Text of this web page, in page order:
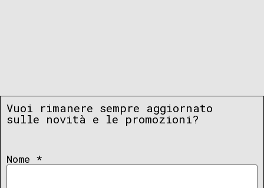
Vuoi rimanere sempre aggiornato
sulle novità e le promozioni?
Nome *